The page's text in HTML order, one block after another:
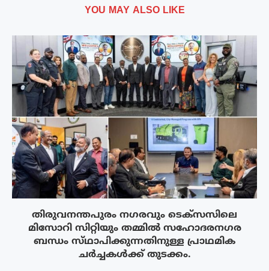
YOU MAY ALSO LIKE
തിരുവനന്തപുരം നഗരവും ടെക്‌സസിലെ
മിസോറി സിറ്റിയും തമ്മിൽ സഹോദരനഗര
ബന്ധം സ്‌ഥാപിക്കുന്നതിനുള്ള പ്രാഥമിക
ചർച്ചകൾക്ക് തുടക്കം.